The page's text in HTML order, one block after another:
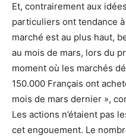
Et, contrairement aux
particuliers ont tendance
marché est au plus haut,
au mois de mars, lors du
moment où les marchés
150.000 Français ont
mois de mars dernier »,
Les actions n’étaient pas
cet engouement. Le